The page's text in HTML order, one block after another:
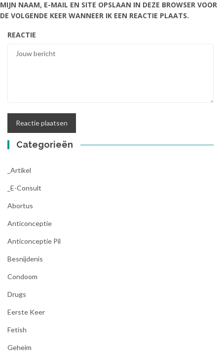
MIJN NAAM, E-MAIL EN SITE OPSLAAN IN DEZE BROWSER VOOR
DE VOLGENDE KEER WANNEER IK EEN REACTIE PLAATS.
REACTIE
Categorieën
_Artikel
_E-Consult
Abortus
Anticonceptie
Anticonceptie Pil
Besnijdenis
Condoom
Drugs
Eerste Keer
Fetish
Geheim